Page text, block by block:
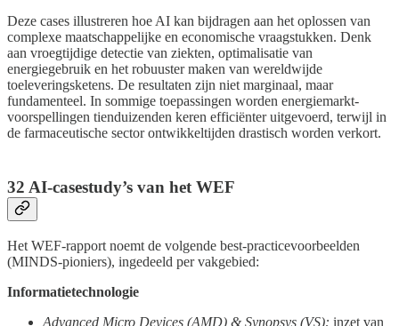
Deze cases illustreren hoe AI kan bijdragen aan het oplossen van
complexe maatschappelijke en economische vraagstukken. Denk
aan vroegtijdige detectie van ziekten, optimalisatie van
energiegebruik en het robuuster maken van wereldwijde
toeleveringsketens. De resultaten zijn niet marginaal, maar
fundamenteel. In sommige toepassingen worden energie­markt­
voorspellingen tienduizenden keren efficiënter uitgevoerd, terwijl in
de farmaceutische sector ontwikkeltijden drastisch worden verkort.
32 AI-casestudy’s van het WEF
Het WEF-rapport noemt de volgende best-practicevoorbeelden
(MINDS-pioniers), ingedeeld per vakgebied:
Informatietechnologie
Advanced Micro Devices (AMD) & Synopsys (VS): inzet van